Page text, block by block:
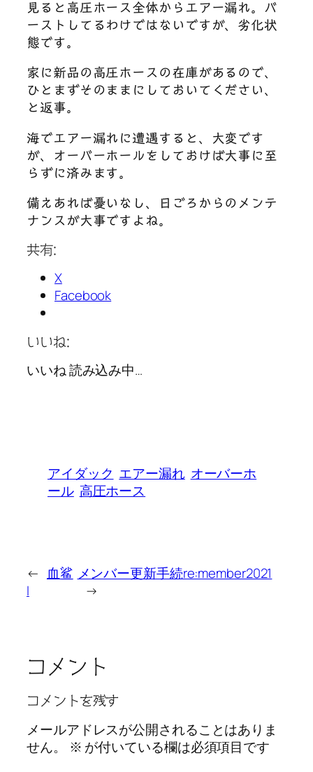
見ると高圧ホース全体からエアー漏れ。バ
ーストしてるわけではないですが、劣化状
態です。
家に新品の高圧ホースの在庫があるので、
ひとまずそのままにしておいてください、
と返事。
海でエアー漏れに遭遇すると、大変です
が、オーバーホールをしておけば大事に至
らずに済みます。
備えあれば憂いなし、日ごろからのメンテ
ナンスが大事ですよね。
共有:
X
Facebook
いいね:
いいね読み込み中…
アイダック エアー漏れ オーバーホ
ール 高圧ホース
← 血鲨
I
メンバー更新手続re:member2021
→
コメント
コメントを残す
メールアドレスが公開されることはありま
せん。
※ が付いている欄は必須項目です